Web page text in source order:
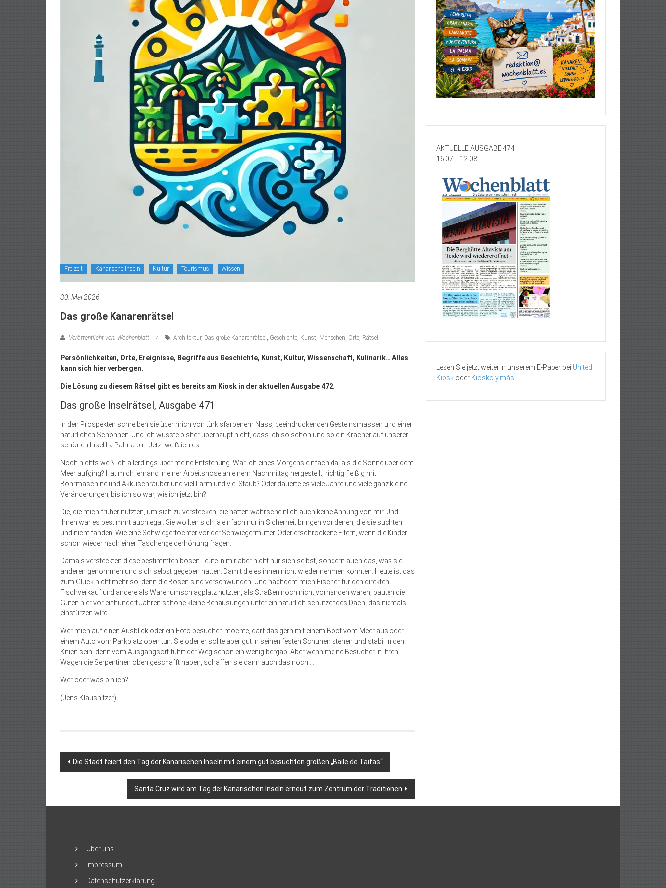
Freizeit Kanarische Inseln Kultur Tourismus Wissen
30. Mai 2026
Das große Kanarenrätsel
Veröffentlicht von: Wochenblatt Architektur, Das große Kanarenrätsel , Geschichte, Kunst, Menschen, Orte, Rätsel
Persönlichkeiten, Orte, Ereignisse, Begriffe aus Geschichte, Kunst, Kultur, Wissenschaft, Kulinarik… Alles
kann sich hier verbergen.
Die Lösung zu diesem Rätsel gibt es bereits am Kiosk in der aktuellen Ausgabe 472.
Das große Inselrätsel, Ausgabe 471
In den Prospekten schreiben sie über mich von türkisfarbenem Nass, beeindruckenden Gesteinsmassen und einer
natürlichen Schönheit. Und ich wusste bisher überhaupt nicht, dass ich so schön und so ein Kracher auf unserer
schönen Insel La Palma bin. Jetzt weiß ich es.
Noch nichts weiß ich allerdings über meine Entstehung. War ich eines Morgens einfach da, als die Sonne über dem
Meer aufging? Hat mich jemand in einer Arbeitshose an einem Nachmittag hergestellt, richtig fleißig mit
Bohrmaschine und Akkuschrauber und viel Lärm und viel Staub? Oder dauerte es viele Jahre und viele ganz kleine
Veränderungen, bis ich so war, wie ich jetzt bin?
Die, die mich früher nutzten, um sich zu verstecken, die hatten wahrscheinlich auch keine Ahnung von mir. Und
ihnen war es bestimmt auch egal. Sie wollten sich ja einfach nur in Sicherheit bringen vor denen, die sie suchten
und nicht fanden. Wie eine Schwiegertochter vor der Schwiegermutter. Oder erschrockene Eltern, wenn die Kinder
schon wieder nach einer Taschengelderhöhung fragen.
Damals versteckten diese bestimmten bösen Leute in mir aber nicht nur sich selbst, sondern auch das, was sie
anderen genommen und sich selbst gegeben hatten. Damit die es ihnen nicht wieder nehmen konnten. Heute ist das
zum Glück nicht mehr so, denn die Bösen sind verschwunden. Und nachdem mich Fischer für den direkten
Fischverkauf und andere als Warenumschlagplatz nutzten, als Straßen noch nicht vorhanden waren, bauten die
Guten hier vor einhundert Jahren schöne kleine Behausungen unter ein natürlich schützendes Dach, das niemals
einstürzen wird.
Wer mich auf einen Ausblick oder ein Foto besuchen möchte, darf das gern mit einem Boot vom Meer aus oder
einem Auto vom Parkplatz oben tun. Sie oder er sollte aber gut in seinen festen Schuhen stehen und stabil in den
Knien sein, denn vom Ausgangsort führt der Weg schon ein wenig bergab. Aber wenn meine Besucher in ihren
Wagen die Serpentinen oben geschafft haben, schaffen sie dann auch das noch …
Wer oder was bin ich?
(Jens Klausnitzer)
Beitragsnavigation
Die Stadt feiert den Tag der Kanarischen Inseln mit einem gut besuchten großen „Baile de Taifas“
Santa Cruz wird am Tag der Kanarischen Inseln erneut zum Zentrum der Traditionen
AKTUELLE AUSGABE 474
16.07. - 12.08.
Lesen Sie jetzt weiter in unserem E-Paper bei United
Kiosk oder Kiosko y más
Über uns
Impressum
Datenschutzerklärung